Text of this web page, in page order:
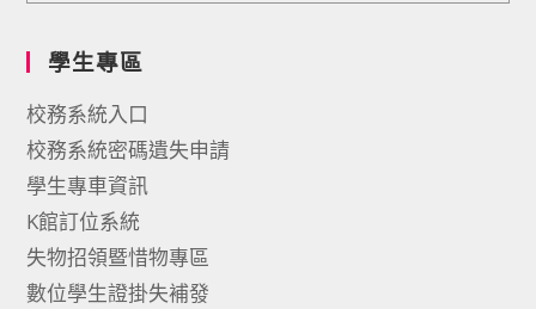
學生專區
校務系統入口
校務系統密碼遺失申請
學生專車資訊
K館訂位系統
失物招領暨惜物專區
數位學生證掛失補發